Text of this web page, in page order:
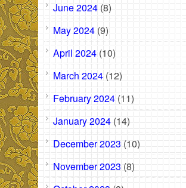
June 2024 (8)
May 2024 (9)
April 2024 (10)
March 2024 (12)
February 2024 (11)
January 2024 (14)
December 2023 (10)
November 2023 (8)